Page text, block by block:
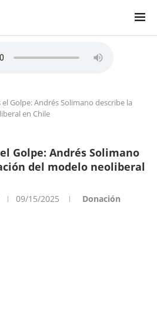
Golpe: Andrés Solimano describe la
en Chile
Golpe: Andrés Solimano
del modelo neoliberal
09/15/2025 Donación